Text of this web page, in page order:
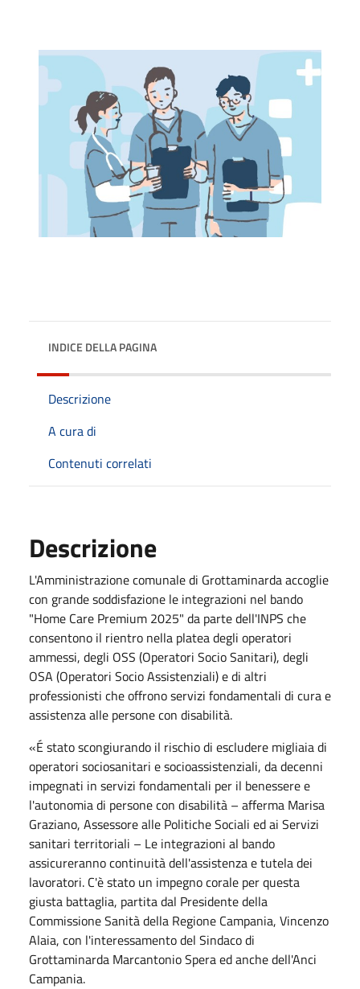
INDICE DELLA PAGINA
Descrizione
A cura di
Contenuti correlati
Descrizione
L'Amministrazione comunale di Grottaminarda accoglie
con grande soddisfazione le integrazioni nel bando
"Home Care Premium 2025" da parte dell'INPS che
consentono il rientro nella platea degli operatori
ammessi, degli OSS (Operatori Socio Sanitari), degli
OSA (Operatori Socio Assistenziali) e di altri
professionisti che offrono servizi fondamentali di cura e
assistenza alle persone con disabilità.
«É stato scongiurando il rischio di escludere migliaia di
operatori sociosanitari e socioassistenziali, da decenni
impegnati in servizi fondamentali per il benessere e
l'autonomia di persone con disabilità – afferma Marisa
Graziano, Assessore alle Politiche Sociali ed ai Servizi
sanitari territoriali – Le integrazioni al bando
assicureranno continuità dell'assistenza e tutela dei
lavoratori. C'è stato un impegno corale per questa
giusta battaglia, partita dal Presidente della
Commissione Sanità della Regione Campania, Vincenzo
Alaia, con l'interessamento del Sindaco di
Grottaminarda Marcantonio Spera ed anche dell'Anci
Campania.